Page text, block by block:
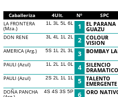
Caballeriza 4Ult. Nº SPC
LA FRONTERA
(Mza.)
1L 3L 5L 6L 1 EL PARANA
GUAZU
DON RENE
3L 4L 1L 2L 2 COLOUR
VISION
AMERICA (Arg.)
5S 1L 2L 3L 3 BOMBAY
PAULI (Azul)
1L 2L 1L 0L 4 SILENCIO
DRAMATICO
PAULI (Azul)
2S 2L 1L 1L 5 TALENTO
EMERGENTE
DOÑA PANCHA
4S 4S 3S 5P 6 ORO